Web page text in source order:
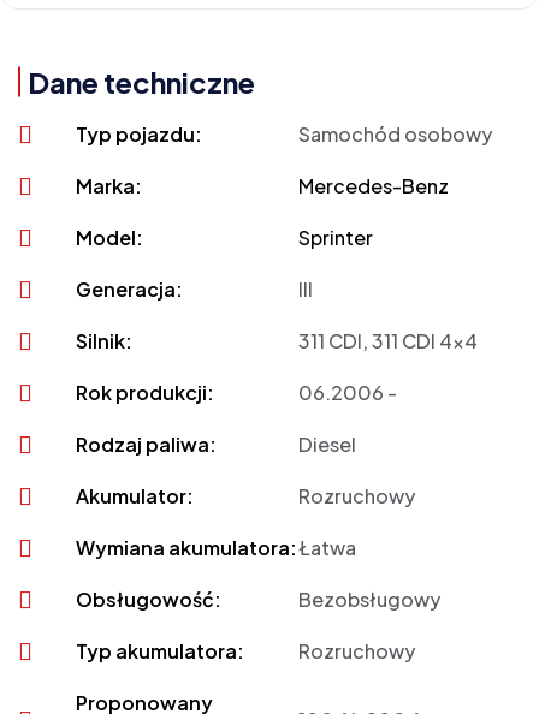
Dane techniczne
Typ pojazdu: Samochód osobowy
Marka: Mercedes-Benz
Model: Sprinter
Generacja: III
Silnik: 311 CDI, 311 CDI 4x4
Rok produkcji: 06.2006 -
Rodzaj paliwa: Diesel
Akumulator: Rozruchowy
Wymiana akumulatora:Łatwa
Obsługowość: Bezobsługowy
Typ akumulatora: Rozruchowy
Proponowany